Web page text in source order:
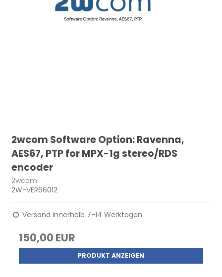
2wcom Software Option: Ravenna,
AES67, PTP for MPX-1g stereo/RDS
encoder
2wcom
2W-VER66012
Versand innerhalb 7-14 Werktagen
150,00 EUR
PRODUKT ANZEIGEN